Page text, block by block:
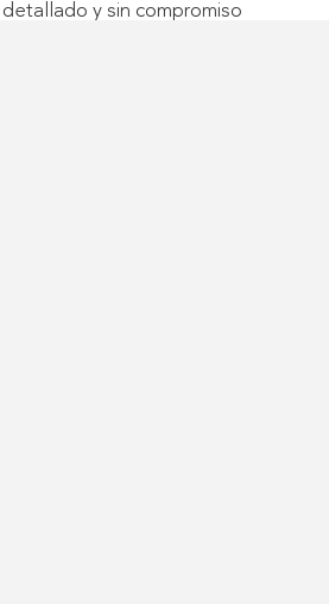
y sin compromiso